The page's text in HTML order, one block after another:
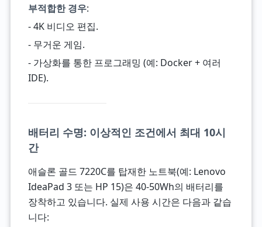
부적합한 경우:
- 4K 비디오 편집.
- 무거운 게임.
- 가상화를 통한 프로그래밍 (예: Docker + 여러
IDE).
배터리 수명: 이상적인 조건에서 최대 10시
간
애슬론 골드 7220C를 탑재한 노트북(예: Lenovo
IdeaPad 3 또는 HP 15)은 40-50Wh의 배터리를
장착하고 있습니다. 실제 사용 시간은 다음과 같습
니다: